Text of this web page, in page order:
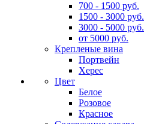
700 - 1500 руб.
1500 - 3000 руб.
3000 - 5000 руб.
от 5000 руб.
Крепленые вина
Портвейн
Херес
Цвет
Белое
Розовое
Красное